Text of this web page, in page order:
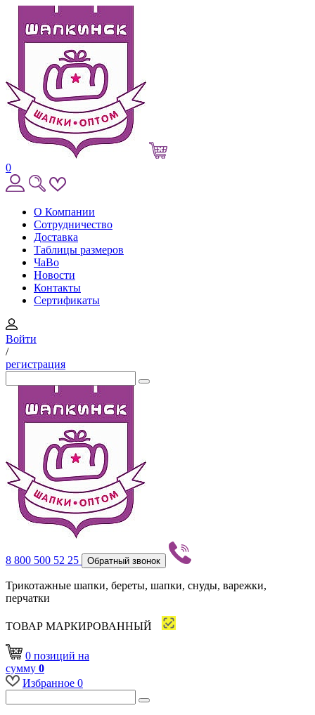
0
О Компании
Сотрудничество
Доставка
Таблицы размеров
ЧаВо
Новости
Контакты
Сертификаты
Войти
/
регистрация
8 800 500 52 25 Обратный звонок
Трикотажные шапки, береты, шапки, снуды, варежки,
перчатки
ТОВАР МАРКИРОВАННЫЙ
0 позиций на
сумму 0
Избранное 0